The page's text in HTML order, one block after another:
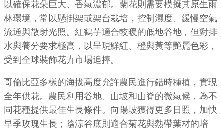
以確保花朵巨大、香氣濃郁。蘭花則需要模擬其原生雨
林環境，常以懸掛架或架台栽培，控制濕度、緩慢空氣
流通與散射光照。紅鶴芋適合較暖的低地谷地，但對排
水與養分要求極高，以呈現鮮紅、橙與黃等艷麗色彩，
受到全球裝飾花卉市場追捧。
哥倫比亞多樣的海拔高度允許農民進行錯時種植，實現
全年供花。農民利用谷地、山坡和山脊的微氣候，為不
同花種提供最佳生長條件。向陽坡獲得更多日照，加快
早季玫瑰生長；陰涼谷底則適合菊花與熱帶葉材的培